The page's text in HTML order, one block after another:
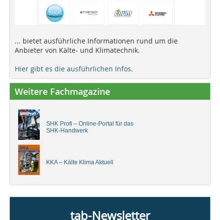
... bietet ausführliche Informationen rund um die
Anbieter von Kälte- und Klimatechnik.
Hier gibt es die ausführlichen Infos.
Weitere Fachmagazine
SHK Profi – Online-Portal für das
SHK-Handwerk
KKA – Kälte Klima Aktuell
tab-Newsletter